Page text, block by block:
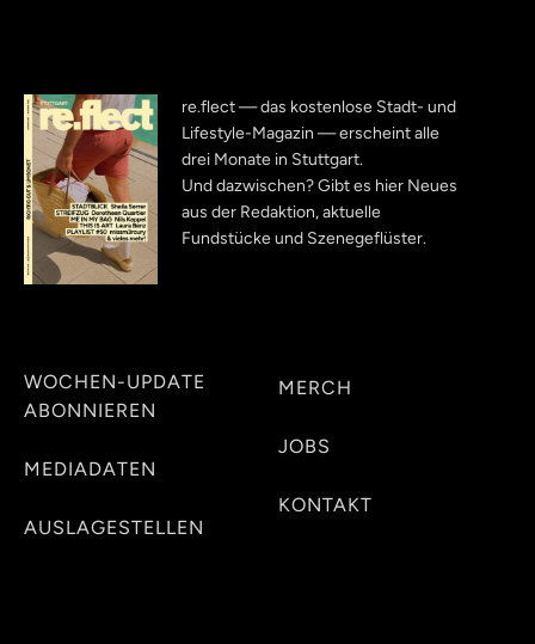
re.flect — das kostenlose Stadt- und
Lifestyle-Magazin — erscheint alle
drei Monate in Stuttgart.
Und dazwischen? Gibt es hier Neues
aus der Redaktion, aktuelle
Fundstücke und Szenegeflüster.
WOCHEN-UPDATE
ABONNIEREN
MEDIADATEN
AUSLAGESTELLEN
MERCH
JOBS
KONTAKT